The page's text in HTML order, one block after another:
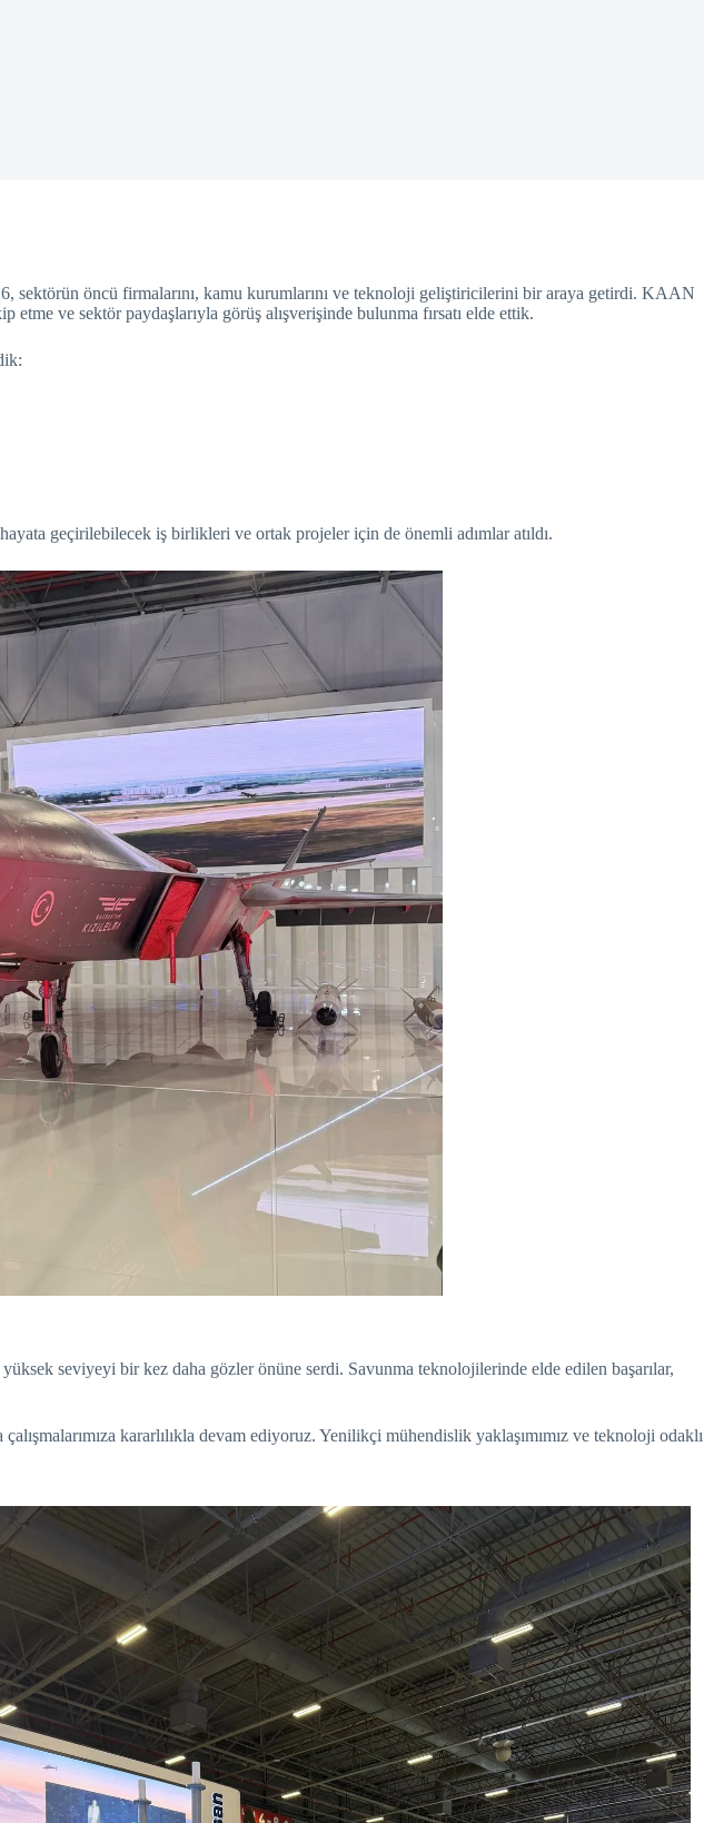
sektörün öncü firmalarını, kamu kurumlarını ve teknoloji geliştiricilerini bir araya getirdi. KAAN
ve sektör paydaşlarıyla görüş alışverişinde bulunma fırsatı elde ettik.
geçirilebilecek iş birlikleri ve ortak projeler için de önemli adımlar atıldı.
seviyeyi bir kez daha gözler önüne serdi. Savunma teknolojilerinde elde edilen başarılar,
kararlılıkla devam ediyoruz. Yenilikçi mühendislik yaklaşımımız ve teknoloji odaklı